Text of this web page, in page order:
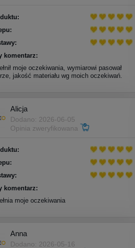
komentarz:
moje oczekiwania, wymiarowi pasował
jakość materiału wg moich oczekiwań.
Alicja
Dodano: 2026-06-05
Opinia zweryfikowana
komentarz:
moje oczekiwania
Anna
Dodano: 2026-05-16